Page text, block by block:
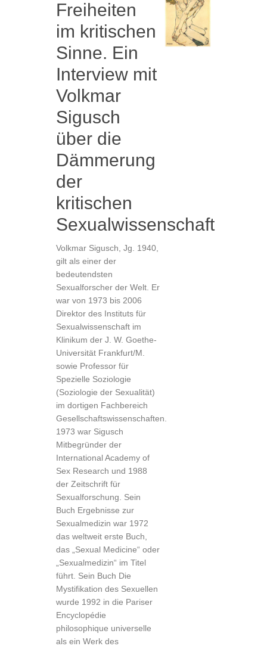
Freiheiten
im kritischen
Sinne. Ein
Interview mit
Volkmar
Sigusch
über die
Dämmerung
der
kritischen
Sexualwissenschaft
Volkmar Sigusch, Jg. 1940,
gilt als einer der
bedeutendsten
Sexualforscher der Welt. Er
war von 1973 bis 2006
Direktor des Instituts für
Sexualwissenschaft im
Klinikum der J. W. Goethe-
Universität Frankfurt/M.
sowie Professor für
Spezielle Soziologie
(Soziologie der Sexualität)
im dortigen Fachbereich
Gesellschaftswissenschaften.
1973 war Sigusch
Mitbegründer der
International Academy of
Sex Research und 1988
der Zeitschrift für
Sexualforschung. Sein
Buch Ergebnisse zur
Sexualmedizin war 1972
das weltweit erste Buch,
das „Sexual Medicine“ oder
„Sexualmedizin“ im Titel
führt. Sein Buch Die
Mystifikation des Sexuellen
wurde 1992 in die Pariser
Encyclopédie
philosophique universelle
als ein Werk des